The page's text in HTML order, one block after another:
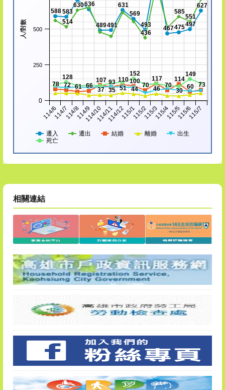
人/對數
588583
636
489491
631
569
493
467475497
627
514
630
436
585
551
78 72 61 66
107 93 110100
70
117
70
114
60
73
37 35 51 44 46 30
128
152 149
遷入 遷出 結婚 離婚
出生
死亡
114/6114/7114/8114/9114/10114/11114/12115/1115/2115/3115/4115/5115/6115/7
0
250
500
相關連結